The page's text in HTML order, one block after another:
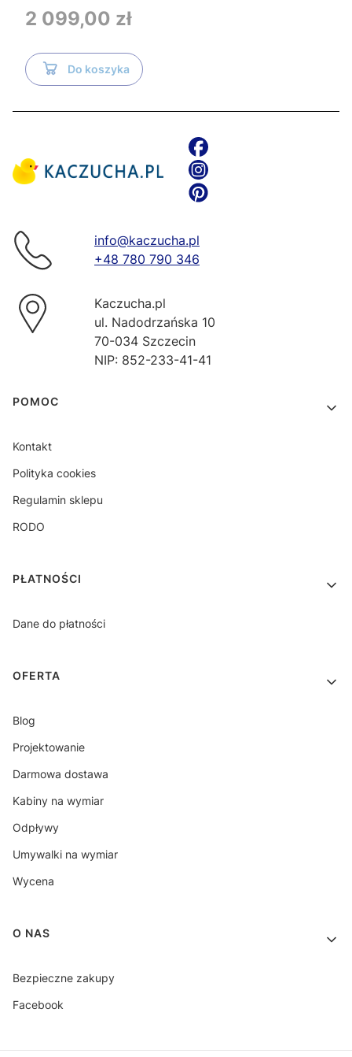
Tece i czarnym przyciskiem TeceNow
TR2216+Tece
Cena
2 099,00 zł
Do koszyka
info@kaczucha.pl
+48 780 790 346
Kaczucha.pl
ul. Nadodrzańska 10
70-034 Szczecin
NIP: 852-233-41-41
Linki w stopce
POMOC
Kontakt
Polityka cookies
Regulamin sklepu
RODO
PŁATNOŚCI
Dane do płatności
OFERTA
Blog
Projektowanie
Darmowa dostawa
Kabiny na wymiar
Odpływy
Umywalki na wymiar
Wycena
O NAS
Bezpieczne zakupy
Facebook